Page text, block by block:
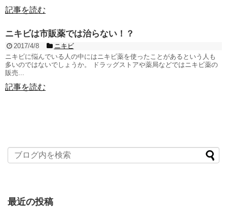
記事を読む
ニキビは市販薬では治らない！？
2017/4/8
ニキビ
ニキビに悩んでいる人の中にはニキビ薬を使ったことがあるという人も
多いのではないでしょうか。 ドラッグストアや薬局などではニキビ薬の
販売...
記事を読む
最近の投稿